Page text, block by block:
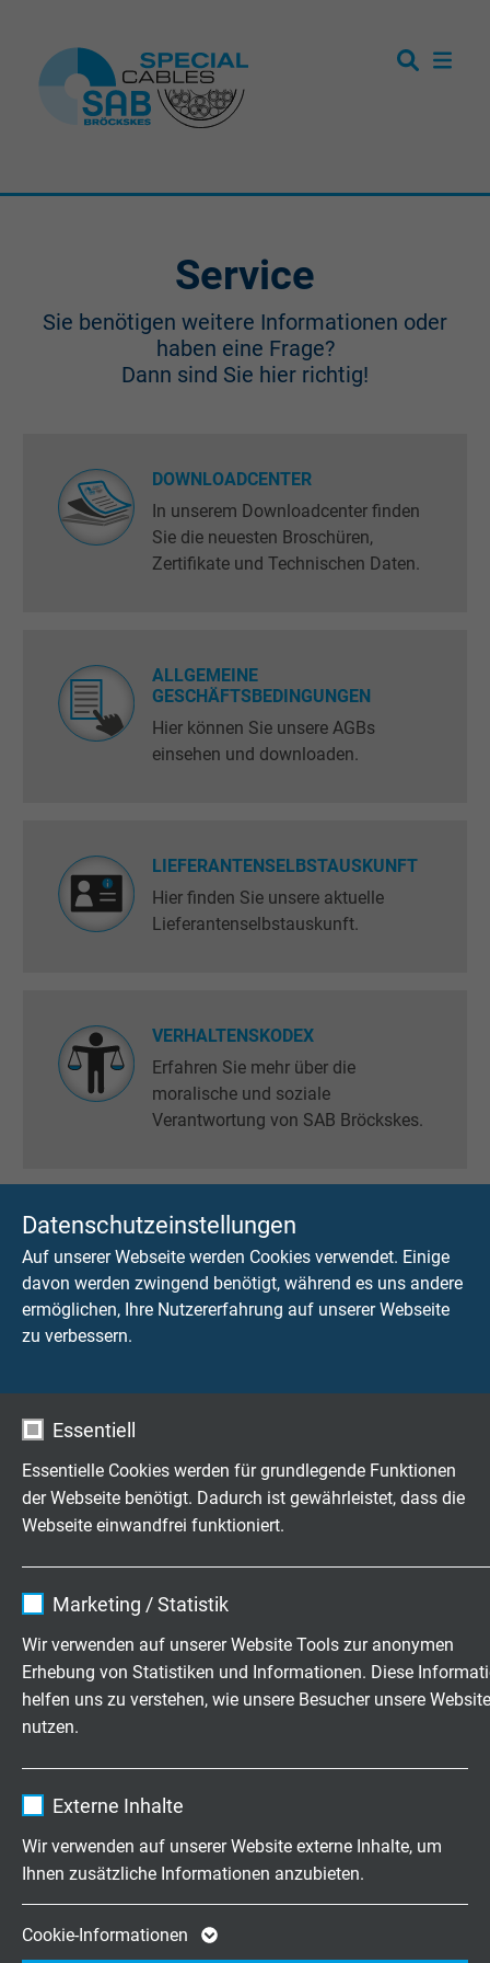
Datenschutzeinstellungen
Auf unserer Webseite werden Cookies verwendet. Einige
davon werden zwingend benötigt, während es uns andere
ermöglichen, Ihre Nutzererfahrung auf unserer Webseite
zu verbessern.
Essentiell
Essentielle Cookies werden für grundlegende Funktionen
der Webseite benötigt. Dadurch ist gewährleistet, dass die
Webseite einwandfrei funktioniert.
Laufzeit 1 Jahr
Marketing / Statistik
Wir verwenden auf unserer Website Tools zur anonymen
Erhebung von Statistiken und Informationen. Diese
helfen uns zu verstehen, wie unsere Besucher unsere Website
nutzen.
Laufzeit 2 Jahre
Cookie von Google für Website-Analysen.
Externe Inhalte
Wir verwenden auf unserer Website externe Inhalte, um
Ihnen zusätzliche Informationen anzubieten.
Cookie-Informationen
Service
Sie benötigen weitere Informationen oder
haben eine Frage?
Dann sind Sie hier richtig!
DOWNLOADCENTER
In unserem Downloadcenter finden
Sie die neuesten Broschüren,
Zertifikate und Technischen Daten.
ALLGEMEINE
GESCHÄFTSBEDINGUNGEN
Hier können Sie unsere AGBs
einsehen und downloaden.
LIEFERANTENSELBSTAUSKUNFT
Hier finden Sie unsere aktuelle
Lieferantenselbstauskunft.
VERHALTENSKODEX
Erfahren Sie mehr über die
moralische und soziale
Verantwortung von SAB Bröckskes.
SCHADSTOFFFREIHEIT
Hier finden Sie Informationen zur
RoHS, Reach, GADSL und Erklärung
zu den sogenannten
Hier können Sie unsere aktuellen
Kataloge und Broschüren anfordern.
Egal ob Lob oder Kritik - bitte sagen
Sie uns Ihre Meinung.
Hochflexible Kabel & Leitungen
exakt nach Ihren Wünschen
Familienbetrieb für Konstruktion und
Fertigung seit 1947